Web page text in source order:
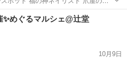
ココテ
Uマルシェ に出店たします✨ 室内
地域/お祭り ココテラス
✨めぐるマルシェ@辻堂
10月9日